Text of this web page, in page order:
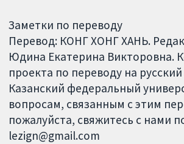
Заметки по переводу
Перевод: КОНГ ХОНГ ХАНЬ.
Юдина Екатерина Викторовна.
проекта по переводу на
Казанский федеральный
вопросам, связанным с этим
пожалуйста, свяжитесь с нами
lezign@gmail.com